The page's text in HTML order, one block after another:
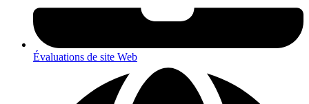
Évaluations de site Web